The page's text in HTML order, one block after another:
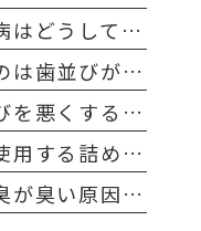
虫歯や歯周病はどうして早めの受診が必要なのか
活舌が悪いのは歯並びが原因？
猫背が歯並びを悪くする原因に！？
虫歯治療で使用する詰め物や被せ物の寿命とケア方法
寝起きの口臭が臭い原因と解決方法